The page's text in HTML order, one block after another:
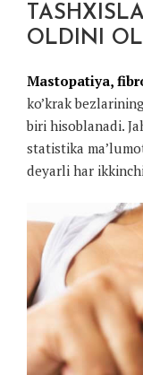
OLDINI
Mastopatiya,
ko’krak
biri hisoblanadi.
statistika
deyarli har